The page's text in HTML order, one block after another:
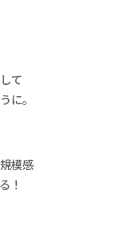
て
に。
模感
！